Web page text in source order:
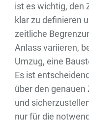
ist es wichtig, den
klar zu definieren
zeitliche
Anlass variieren,
Umzug, eine
Es ist
über den
und
nur für die